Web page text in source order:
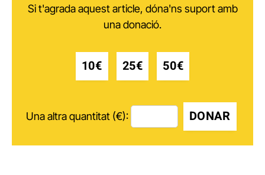
Si t'agrada aquest article, dóna'ns suport amb
una donació.
10€ 25€ 50€
Una altra quantitat (€): DONAR